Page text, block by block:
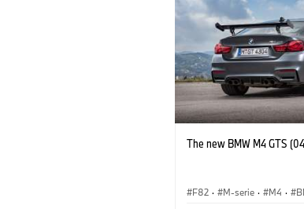
The new BMW M4 GTS
F82 · M-serie · M4 ·